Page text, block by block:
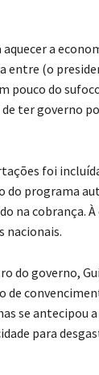
a
(o
pouco do
ter governo
foi
programa
na cobrança.
nacionais.
do governo,
se antecipou
para